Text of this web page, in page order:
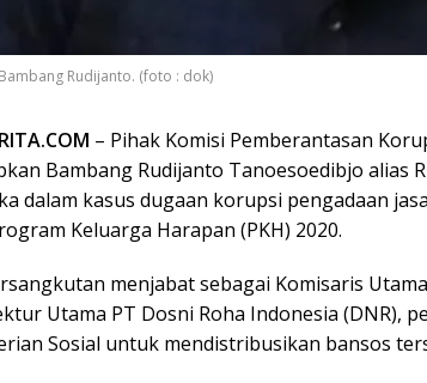
Rudijanto. (foto : dok)
– Pihak Komisi Pemberantasan
Bambang Rudijanto Tanoesoedibjo alias
dalam kasus dugaan korupsi pengadaan
Keluarga Harapan (PKH) 2020.
menjabat sebagai Komisaris
Utama PT Dosni Roha Indonesia (DNR),
Sosial untuk mendistribusikan bansos